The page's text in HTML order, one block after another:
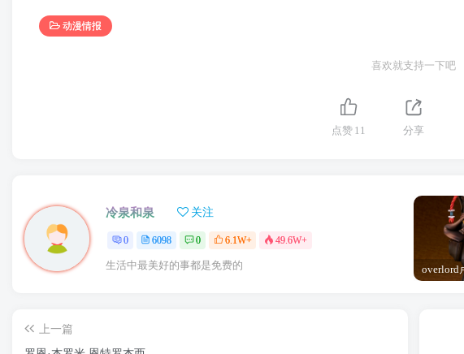
动漫情报
喜欢就支持一下吧
点赞 11 分享
冷泉和泉 关注
0 6098 0 6.1W+ 49.6W+
生活中最美好的事都是免费的
上一篇